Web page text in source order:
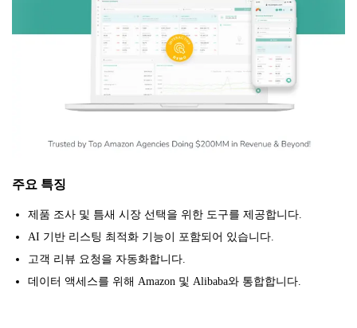
주요 특징
제품 조사 및 틈새 시장 선택을 위한 도구를 제공합니다.
AI 기반 리스팅 최적화 기능이 포함되어 있습니다.
고객 리뷰 요청을 자동화합니다.
데이터 액세스를 위해 Amazon 및 Alibaba와 통합합니다.